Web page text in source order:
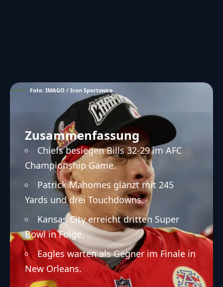
Foto: IMAGO / Icon Sportswire
Zusammenfassung
Chiefs besiegen Bills 32-29 im AFC
Championship Game.
Patrick Mahomes glänzt mit 245
Yards und drei Touchdowns.
Kansas City erreicht dritten Super
Bowl in Folge.
Eagles warten als Gegner im Finale in
New Orleans.